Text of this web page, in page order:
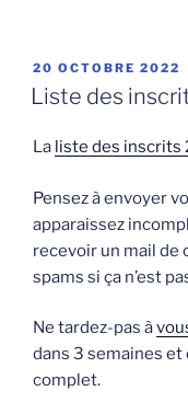
PUBLIÉ
LE
20 OCTOBRE 2022
Liste des
La liste des inscrits
Pensez à envoyer
apparaissez
recevoir un mail de
spams si ça n’est
Ne tardez-pas à
dans 3 semaines et
complet.